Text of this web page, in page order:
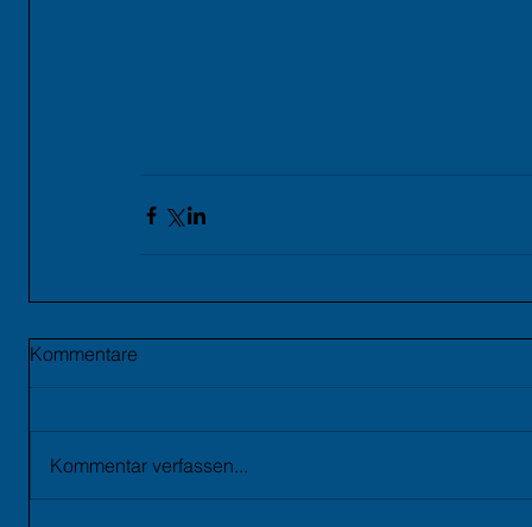
Kommentare
Kommentar verfassen...